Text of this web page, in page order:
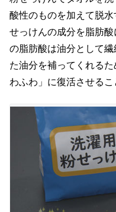
酸性のものを加えて脱
せっけんの成分を脂肪
の脂肪酸は油分として
た油分を補ってくれる
わふわ」に復活させるこ